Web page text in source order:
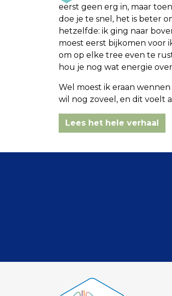
eerst geen erg in, maar
doe je te snel, het is beter
hetzelfde: ik ging naar
moest eerst bijkomen voor
om op elke tree even te
hou je nog wat energie
Wel moest ik eraan
wil nog zoveel, en dit voelt
Lees het hele verhaal